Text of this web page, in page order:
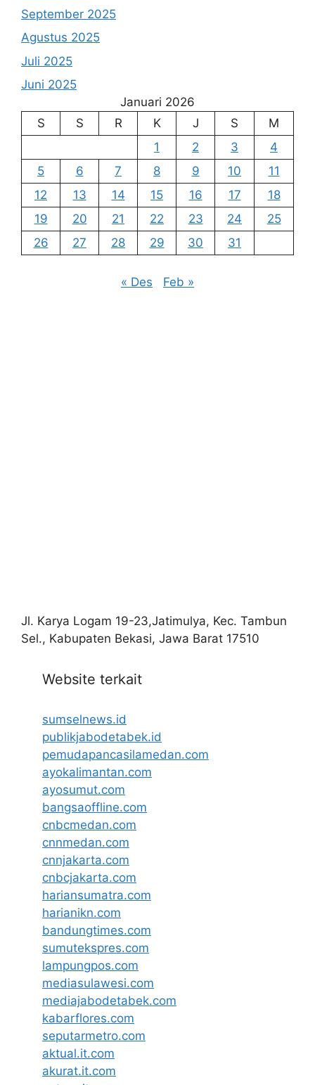
September 2025
Agustus 2025
Juli 2025
Juni 2025
Januari 2026
S
S R K J S
M
1
2 3
4
5
6 7 8 9 10
11
12
13 14 15 16 17
18
19
20 21 22 23 24
25
26
27 28 29 30 31
« Des Feb »
Jl. Karya Logam 19-23,Jatimulya, Kec. Tambun
Sel., Kabupaten Bekasi, Jawa Barat 17510
Website terkait
sumselnews.id
publikjabodetabek.id
pemudapancasilamedan.com
ayokalimantan.com
ayosumut.com
bangsaoffline.com
cnbcmedan.com
cnnmedan.com
cnnjakarta.com
cnbcjakarta.com
hariansumatra.com
harianikn.com
bandungtimes.com
sumutekspres.com
lampungpos.com
mediasulawesi.com
mediajabodetabek.com
kabarflores.com
seputarmetro.com
aktual.it.com
akurat.it.com